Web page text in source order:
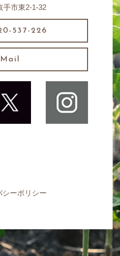
手市東2-1-32
537-226
Mail
シーポリシー